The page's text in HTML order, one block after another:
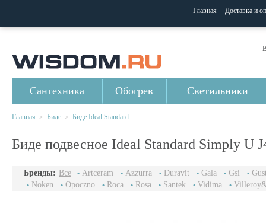
Главная Доставка и
Сантехника Обогрев Светильники
Главная > Биде > Биде Ideal Standard
Биде подвесное Ideal Standard Simply U
Бренды: Все Artceram Azzurra Duravit Gala Gsi
Noken
Opoczno Roca Rosa Santek Vidima